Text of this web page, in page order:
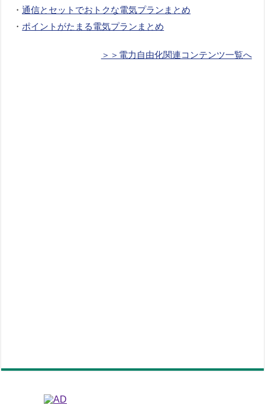
・通信とセットでおトクな電気プランまとめ
・ポイントがたまる電気プランまとめ
＞＞電力自由化関連コンテンツ一覧へ